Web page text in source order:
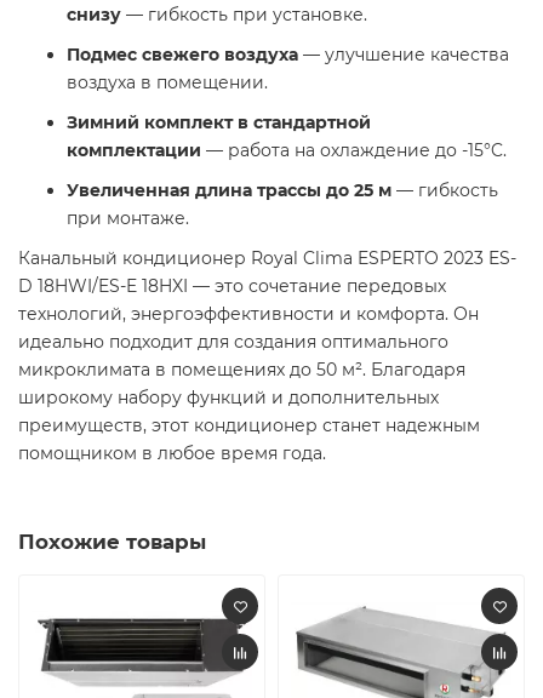
снизу — гибкость при установке.
Подмес свежего воздуха — улучшение качества
воздуха в помещении.
Зимний комплект в стандартной
комплектации — работа на охлаждение до -15°C.
Увеличенная длина трассы до 25 м — гибкость
при монтаже.
Канальный кондиционер Royal Clima ESPERTO 2023 ES-
D 18HWI/ES-E 18HXI — это сочетание передовых
технологий, энергоэффективности и комфорта. Он
идеально подходит для создания оптимального
микроклимата в помещениях до 50 м². Благодаря
широкому набору функций и дополнительных
преимуществ, этот кондиционер станет надежным
помощником в любое время года.
Похожие товары